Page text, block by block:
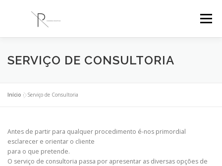
Menu
PR ENGENHARIA A EMPRESA PROJETOS
BLOG CONTACTOS
SERVIÇO DE CONSULTORIA
Início »Serviço de Consultoria
Antes de partir para qualquer procedimento é-nos primordial
esclarecer e orientar o cliente
para o que pretende.
O serviço de consultoria passa por apresentar as diversas opções de